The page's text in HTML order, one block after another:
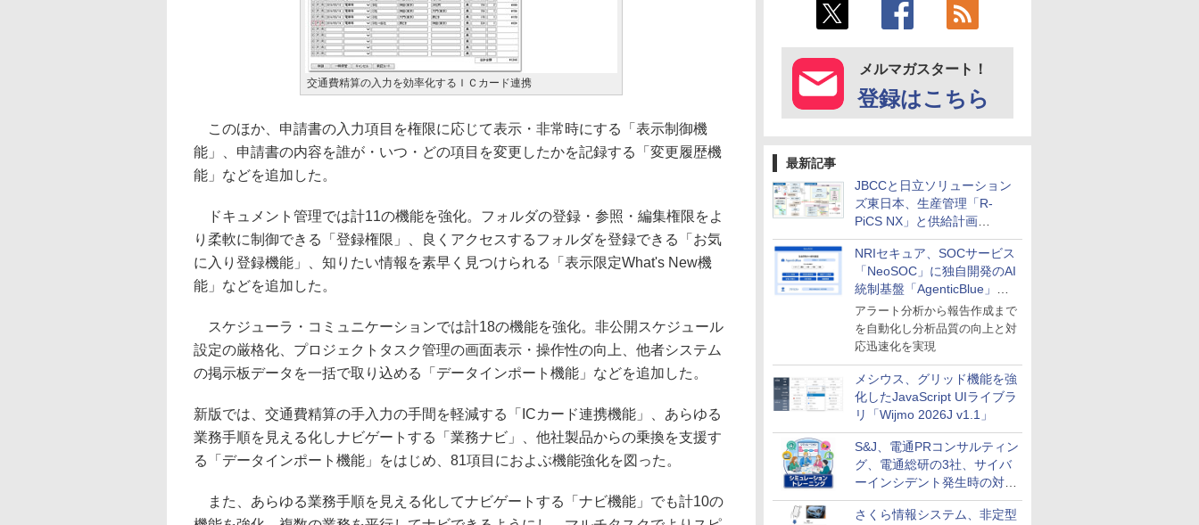
メルマガスタート！
登録はこちら
最新記事
JBCCと日立ソリューション
ズ東日本、生産管理「R-
PiCS NX」と供給計画
「scSQUARE ISP」の連携サ
ービスを提供開始
NRIセキュア、SOCサービス
「NeoSOC」に独自開発のAI
統制基盤「AgenticBlue」を
導入
アラート分析から報告作成まで
を自動化し分析品質の向上と対
応迅速化を実現
メシウス、グリッド機能を強
化したJavaScript UIライブラ
リ「Wijmo 2026J v1.1」
S&J、電通PRコンサルティン
グ、電通総研の3社、サイバ
ーインシデント発生時の対応
と危機管理広報を一体的に訓
練するプログラムを提供
さくら情報システム、非定型
交通費精算の入力を効率化するＩＣカード連携
このほか、申請書の入力項目を権限に応じて表示・非常時にする「表示制御機
能」、申請書の内容を誰が・いつ・どの項目を変更したかを記録する「変更履歴機
能」などを追加した。
ドキュメント管理では計11の機能を強化。フォルダの登録・参照・編集権限をよ
り柔軟に制御できる「登録権限」、良くアクセスするフォルダを登録できる「お気
に入り登録機能」、知りたい情報を素早く見つけられる「表示限定What's New機
能」などを追加した。
スケジューラ・コミュニケーションでは計18の機能を強化。非公開スケジュール
設定の厳格化、プロジェクトタスク管理の画面表示・操作性の向上、他者システム
の掲示板データを一括で取り込める「データインポート機能」などを追加した。
新版では、交通費精算の手入力の手間を軽減する「ICカード連携機能」、あらゆる
業務手順を見える化しナビゲートする「業務ナビ」、他社製品からの乗換を支援す
る「データインポート機能」をはじめ、81項目におよぶ機能強化を図った。
また、あらゆる業務手順を見える化してナビゲートする「ナビ機能」でも計10の